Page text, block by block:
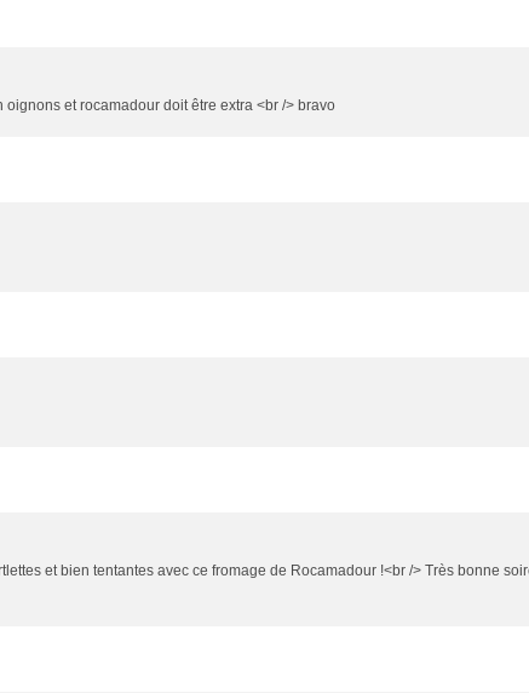
et rocamadour doit être extra <br /> bravo
et bien tentantes avec ce fromage de Rocamadour !<br /> Très bonne